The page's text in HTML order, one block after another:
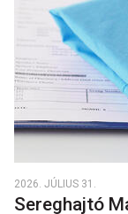
2026. JÚLIUS 31.
Sereghajtó